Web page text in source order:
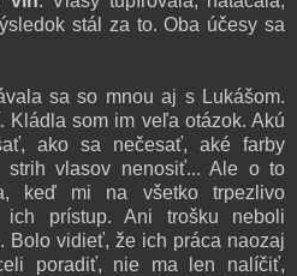
stál za to. Oba účesy sa
sa so mnou aj s Lukášom.
Kládla som im veľa otázok. Akú
ako sa nečesať, aké farby
vlasov nenosiť... Ale o to
keď mi na všetko trpezlivo
prístup. Ani trošku neboli
Bolo vidieť, že ich práca naozaj
poradiť, nie ma len nalíčiť,